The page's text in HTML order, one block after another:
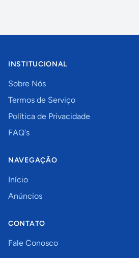
INSTITUCIONAL
Sobre Nós
Termos de Serviço
Política de Privacidade
FAQ's
NAVEGAÇÃO
Início
Anúncios
CONTATO
Fale Conosco